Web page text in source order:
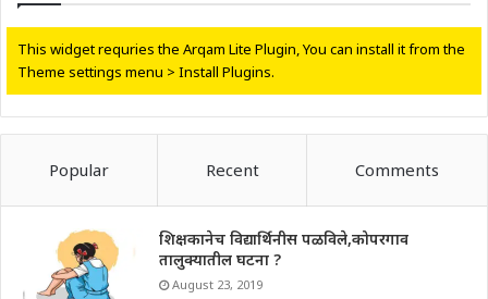
This widget requries the Arqam Lite Plugin, You can install it from the
Theme settings menu > Install Plugins.
Popular Recent Comments
शिक्षकानेच विद्यार्थिनीस पळविले,कोपरगाव
तालुक्यातील घटना ?
August 23, 2019